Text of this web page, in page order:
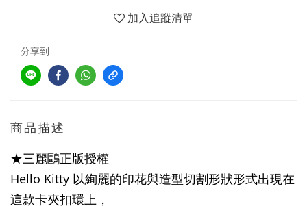
加入追蹤清單
分享到
商品描述
★三麗鷗正版授權
Hello Kitty 以絢麗的印花與造型切割形狀形式出現在
這款卡夾扣環上，